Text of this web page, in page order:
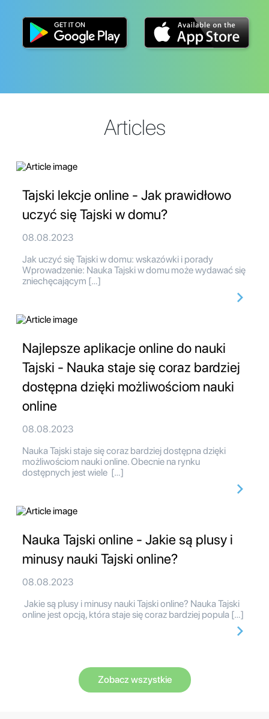
Articles
Tajski lekcje online - Jak prawidłowo
uczyć się Tajski w domu?
08.08.2023
Jak uczyć się Tajski w domu: wskazówki i porady
Wprowadzenie: Nauka Tajski w domu może wydawać się
zniechęcającym […]
Najlepsze aplikacje online do nauki
Tajski - Nauka staje się coraz bardziej
dostępna dzięki możliwościom nauki
online
08.08.2023
Nauka Tajski staje się coraz bardziej dostępna dzięki
możliwościom nauki online. Obecnie na rynku
dostępnych jest wiele […]
Nauka Tajski online - Jakie są plusy i
minusy nauki Tajski online?
08.08.2023
Jakie są plusy i minusy nauki Tajski online? Nauka Tajski
online jest opcją, która staje się coraz bardziej popula […]
Zobacz wszystkie